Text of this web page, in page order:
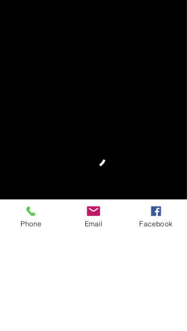
Phone Email Facebook